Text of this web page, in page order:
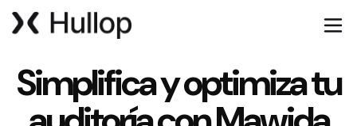
Simplifica y optimiza tu